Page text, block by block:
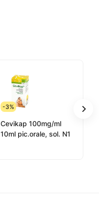
-3%
Cevikap 100mg/ml
10ml pic.orale, sol. N1